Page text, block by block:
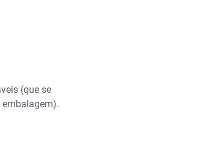
(que se